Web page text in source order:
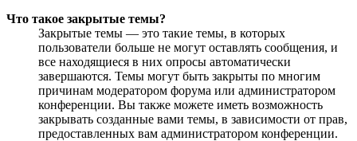
Что такое закрытые темы?
Закрытые темы — это такие темы, в которых
пользователи больше не могут оставлять сообщения, и
все находящиеся в них опросы автоматически
завершаются. Темы могут быть закрыты по многим
причинам модератором форума или администратором
конференции. Вы также можете иметь возможность
закрывать созданные вами темы, в зависимости от прав,
предоставленных вам администратором конференции.